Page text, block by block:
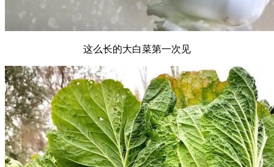
这么长的大白菜第一次见